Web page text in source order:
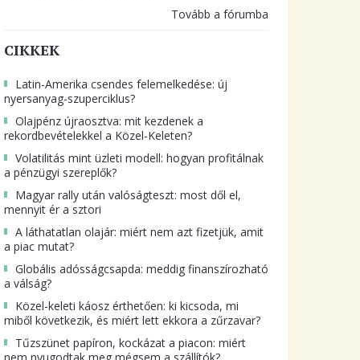
Tovább a fórumba
CIKKEK
Latin-Amerika csendes felemelkedése: új
nyersanyag-szuperciklus?
Olajpénz újraosztva: mit kezdenek a
rekordbevételekkel a Közel-Keleten?
Volatilitás mint üzleti modell: hogyan profitálnak
a pénzügyi szereplők?
Magyar rally után valóságteszt: most dől el,
mennyit ér a sztori
A láthatatlan olajár: miért nem azt fizetjük, amit
a piac mutat?
Globális adósságcsapda: meddig finanszírozható
a válság?
Közel-keleti káosz érthetően: ki kicsoda, mi
miből következik, és miért lett ekkora a zűrzavar?
Tűzszünet papíron, kockázat a piacon: miért
nem nyugodtak meg mégsem a szállítók?